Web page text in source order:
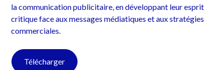
la communication publicitaire, en développant leur esprit
critique face aux messages médiatiques et aux stratégies
commerciales.
Télécharger